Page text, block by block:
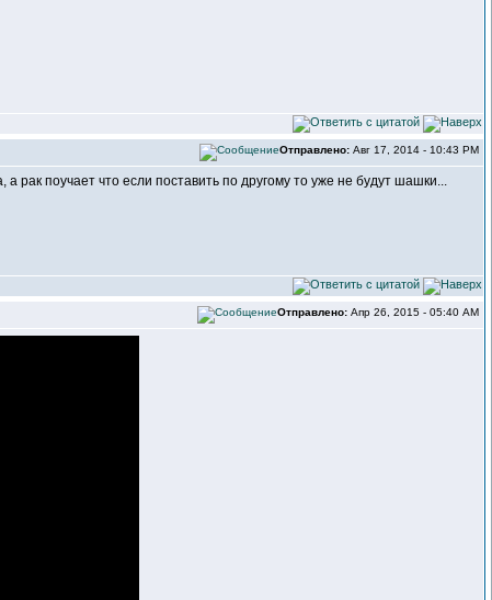
Отправлено: Авг 17, 2014 - 10:43 PM
а рак поучает что если поставить по другому то уже не будут шашки...
Отправлено: Апр 26, 2015 - 05:40 AM